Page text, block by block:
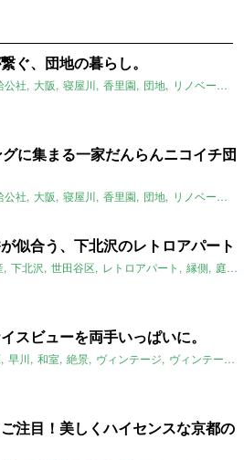
ぐ、団地の暮らし。
公社 大阪 寝屋川 香里園 団地 リノベーション
に集まる一家だんらんニコイチ団
公社 大阪 寝屋川 香里園 団地 リノベーション
似合う、下北沢のレトロアパート
下北沢 世田谷区 レトロアパート 縁側 庭
スビューを両手いっぱいに。
早川 和室 絶景 ヴィンテージ ヴィンテージマンション
注目！美しくハイセンスな京都の